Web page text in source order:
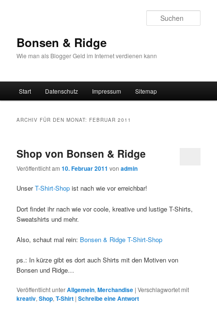
Bonsen & Ridge
Wie man als Blogger Geld im Internet verdienen kann
Zum
Zum
wechseln
Start Datenschutz Impressum Sitemap
ARCHIV FÜR DEN MONAT: FEBRUAR 2011
Shop von Bonsen & Ridge
Veröffentlicht am10. Februar 2011 vonadmin
UnserT-Shirt-Shop ist nach wie vor erreichbar!
Dort findet ihr nach wie vor coole, kreative und lustige T-Shirts,
Sweatshirts und mehr.
Also, schaut mal rein: Bonsen & Ridge T-Shirt-Shop
ps.: In kürze gibt es dort auch Shirts mit den Motiven von
Bonsen und Ridge…
Veröffentlicht unterAllgemein,Merchandise |Verschlagwortet mit
kreativ,Shop,T-Shirt |Schreibe eine Antwort